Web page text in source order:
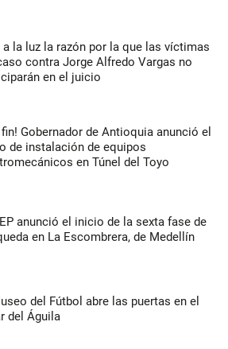
a la luz la razón por la que las víctimas
contra Jorge Alfredo Vargas no
en el juicio
fin! Gobernador de Antioquia anunció el
de instalación de equipos
en Túnel del Toyo
anunció el inicio de la sexta fase de
en La Escombrera, de Medellín
del Fútbol abre las puertas en el
del Águila